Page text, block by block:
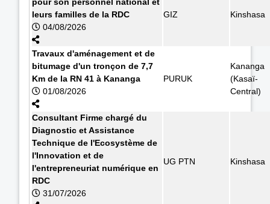
leurs familles de la RDC
04/08/2026
GIZ Kinshasa
Travaux d'aménagement et de
bitumage d'un tronçon de 7,7
Km de la RN 41 à Kananga
01/08/2026
PURUK
Kananga
(Kasaï-
Central)
Consultant Firme chargé du
Diagnostic et Assistance
Technique de l'Ecosystème de
l'Innovation et de
l'entrepreneuriat numérique en
RDC
31/07/2026
UG PTN Kinshasa